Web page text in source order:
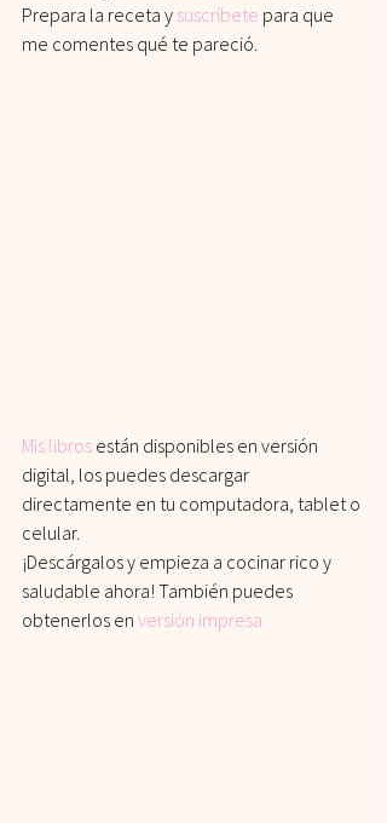
Prepara la receta y suscríbete para que
me comentes qué te pareció.
Mis libros están disponibles en versión
digital, los puedes descargar
directamente en tu computadora, tablet o
celular.
¡Descárgalos y empieza a cocinar rico y
saludable ahora! También puedes
obtenerlos en versión impresa